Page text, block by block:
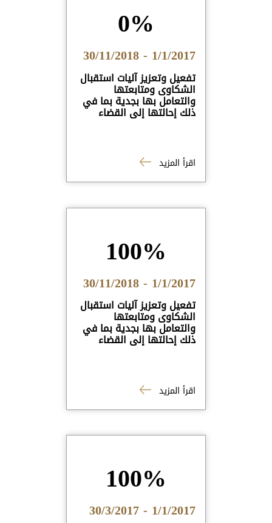
0%
1/1/2017 - 30/11/2018
تفعيل وتعزيز آليات استقبال
الشكاوى ومتابعتها
والتعامل بها بجدية بما في
ذلك إحالتها إلى القضاء
اقرأ المزيد
100%
1/1/2017 - 30/11/2018
تفعيل وتعزيز آليات استقبال
الشكاوى ومتابعتها
والتعامل بها بجدية بما في
ذلك إحالتها إلى القضاء
اقرأ المزيد
100%
1/1/2017 - 30/3/2017